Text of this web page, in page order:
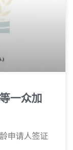
一众加
申请人签证